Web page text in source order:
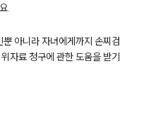
.
아니라 자녀에게까지 손찌검
자료 청구에 관한 도움을 받기